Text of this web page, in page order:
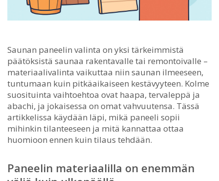
Saunan paneelin valinta on yksi tärkeimmistä
päätöksistä saunaa rakentavalle tai remontoivalle –
materiaalivalinta vaikuttaa niin saunan ilmeeseen,
tuntumaan kuin pitkäaikaiseen kestävyyteen. Kolme
suosituinta vaihtoehtoa ovat haapa, tervaleppä ja
abachi, ja jokaisessa on omat vahvuutensa. Tässä
artikkelissa käydään läpi, mikä paneeli sopii
mihinkin tilanteeseen ja mitä kannattaa ottaa
huomioon ennen kuin tilaus tehdään.
Paneelin materiaalilla on enemmän